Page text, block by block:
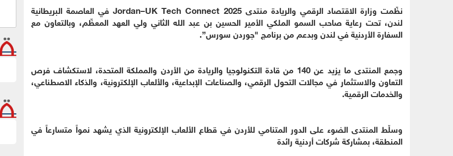
نظّمت وزارة الاقتصاد الرقمي والريادة منتدى Jordan–UK Tech Connect 2025 في العاصمة البريطانية
لندن، تحت رعاية صاحب السمو الملكي الأمير الحسين بن عبد الله الثاني ولي العهد المعظّم، وبالتعاون مع
السفارة الأردنية في لندن وبدعم من برنامج "جوردن سورس”.
وجمع المنتدى ما يزيد عن 140 من قادة التكنولوجيا والريادة من الأردن والمملكة المتحدة، لاستكشاف فرص
التعاون والاستثمار في مجالات التحول الرقمي، والصناعات الإبداعية، والألعاب الإلكترونية، والذكاء الاصطناعي،
والخدمات الرقمية.
وسلّط المنتدى الضوء على الدور المتنامي للأردن في قطاع الألعاب الإلكترونية الذي يشهد نمواً متسارعاً في
المنطقة، بمشاركة شركات أردنية رائدة